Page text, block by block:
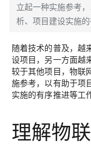
立起一种实施参考
析、项目建设实施的
随着技术的普及，越
设项目，另一方面越
较于其他项目，物联
施参考，以有助于项
实施的有序推进等工
理解物